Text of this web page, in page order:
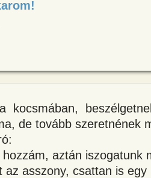
kocsmában,
de tovább szeretnének
aztán iszogatunk
az asszony, csattan is egy